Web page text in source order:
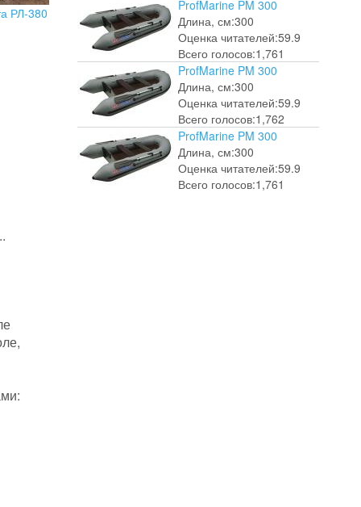
РЛ-380
ProfMarine PM 300
Длина, см:300
Оценка читателей:59.9
Всего голосов:1,761
ProfMarine PM 300
Длина, см:300
Оценка читателей:59.9
Всего голосов:1,762
ProfMarine PM 300
Длина, см:300
Оценка читателей:59.9
Всего голосов:1,761